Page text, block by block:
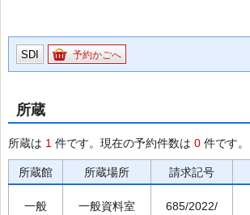
SDI 予約かごへ
所蔵
所蔵は 1 件です。現在の予約件数は 0 件です。
所蔵館 所蔵場所 請求記号
一般 一般資料室 685/2022/